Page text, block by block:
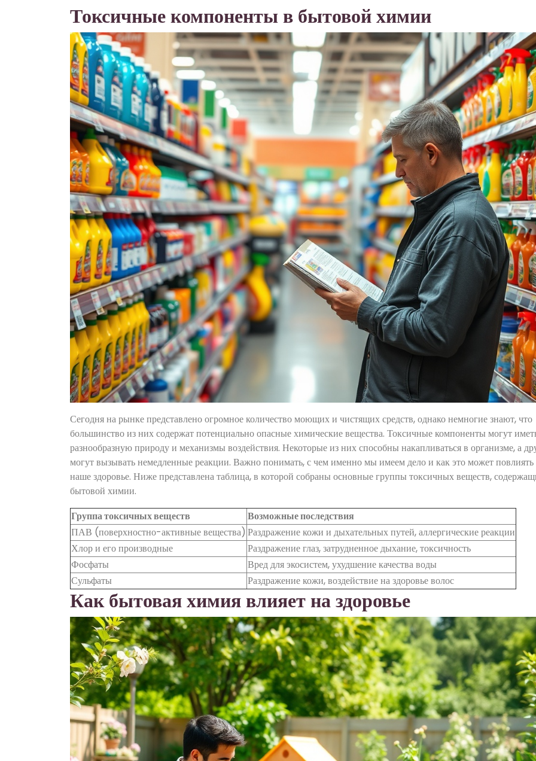
Токсичные компоненты в бытовой химии
Сегодня на рынке представлено огромное количество моющих и чистящих средств, однако немногие знают, что
большинство из них содержат потенциально опасные химические вещества. Токсичные компоненты могут
разнообразную природу и механизмы воздействия. Некоторые из них способны накапливаться в организме, а
могут вызывать немедленные реакции. Важно понимать, с чем именно мы имеем дело и как это может повлиять
наше здоровье. Ниже представлена таблица, в которой собраны основные группы токсичных веществ,
бытовой химии.
Группа токсичных веществ
Возможные последствия
ПАВ (поверхностно-активные вещества) Раздражение кожи и дыхательных путей, аллергические реакции
Хлор и его производные
Раздражение глаз, затрудненное дыхание, токсичность
Фосфаты
Вред для экосистем, ухудшение качества воды
Сульфаты
Раздражение кожи, воздействие на здоровье волос
Как бытовая химия влияет на здоровье